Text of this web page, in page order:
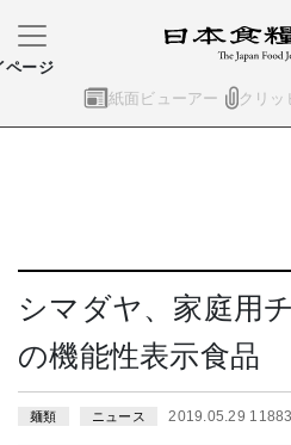
紙面ビューアー クリッ
ページ
シマダヤ、家庭用
の機能性表示食品
麺類 ニュース 2019.05.29